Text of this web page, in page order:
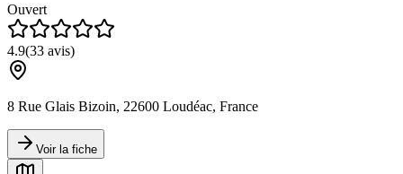
Ouvert
4.9(33 avis)
8 Rue Glais Bizoin, 22600 Loudéac, France
Voir la fiche